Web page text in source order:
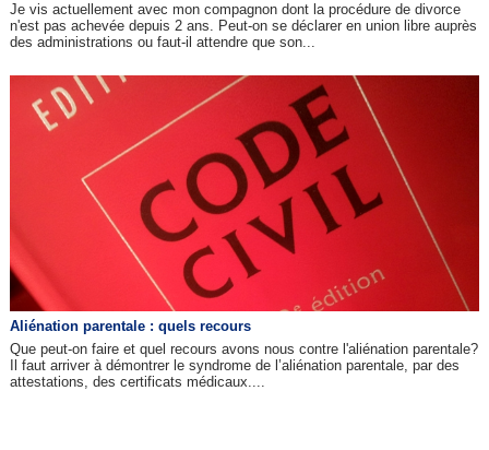
Je vis actuellement avec mon compagnon dont la procédure de divorce
n'est pas achevée depuis 2 ans. Peut-on se déclarer en union libre auprès
des administrations ou faut-il attendre que son...
Aliénation parentale : quels recours
Que peut-on faire et quel recours avons nous contre l'aliénation parentale?
Il faut arriver à démontrer le syndrome de l’aliénation parentale, par des
attestations, des certificats médicaux....